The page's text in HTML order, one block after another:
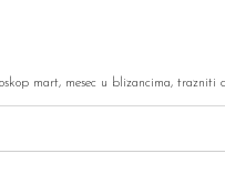
mart, mesec u blizancima, trazniti